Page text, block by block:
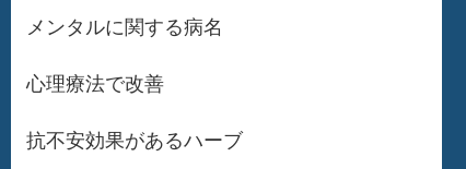
メンタルに関する病名
心理療法で改善
抗不安効果があるハーブ